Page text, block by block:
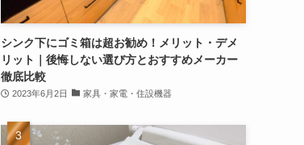
シンク下にゴミ箱は超お勧め！メリット・デメ
リット｜後悔しない選び方とおすすめメーカー
徹底比較
2023年6月2日 家具・家電・住設機器